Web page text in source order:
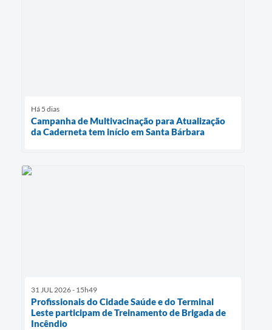
Há 5 dias
Campanha de Multivacinação para Atualização
da Caderneta tem início em Santa Bárbara
31 JUL 2026 - 15h49
Profissionais do Cidade Saúde e do Terminal
Leste participam de Treinamento de Brigada de
Incêndio